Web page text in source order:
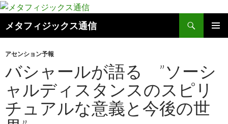
コ
テ
ツ
ス
メタフィジックス通信
索
アセンション予報
バシャールが語る ”ソーシ
ャルディスタンスのスピリ
チュアルな意義と今後の世